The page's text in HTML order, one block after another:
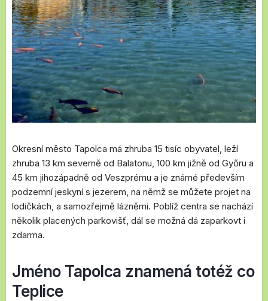
Okresní město Tapolca má zhruba 15 tisíc obyvatel, leží
zhruba 13 km severně od Balatonu, 100 km jižně od Győru a
45 km jihozápadně od Veszprému a je známé především
podzemní jeskyní s jezerem, na němž se můžete projet na
lodičkách, a samozřejmě lázněmi. Poblíž centra se nachází
několik placených parkovišť, dál se možná dá zaparkovt i
zdarma.
Jméno Tapolca znamená totéž co
Teplice